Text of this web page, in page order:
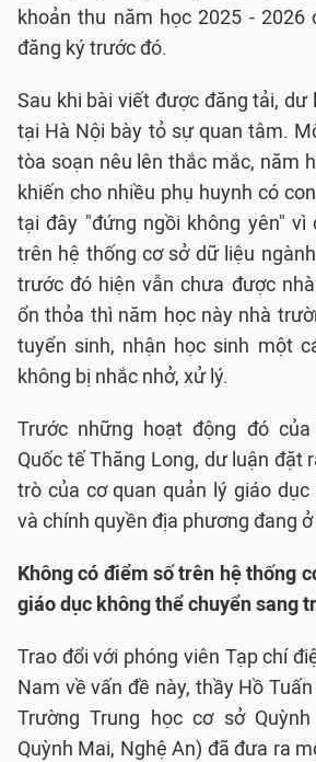
khoản thu năm học 2025 - 2026
đăng ký trước đó.
Sau khi bài viết được đăng tải, dư
tại Hà Nội bày tỏ sự quan tâm.
tòa soạn nêu lên thắc mắc, năm
khiến cho nhiều phụ huynh có
tại đây "đứng ngồi không yên" vì
trên hệ thống cơ sở dữ liệu
trước đó hiện vẫn chưa được
ổn thỏa thì năm học này nhà
tuyển sinh, nhận học sinh một
không bị nhắc nhở, xử lý.
Trước những hoạt động đó
Quốc tế Thăng Long, dư luận đặt
trò của cơ quan quản lý giáo
và chính quyền địa phương đang ở
Không có điểm số trên hệ thống
giáo dục không thể chuyển sang
Trao đổi với phóng viên Tạp chí
Nam về vấn đề này, thầy Hồ
Trường Trung học cơ sở
Quỳnh Mai, Nghệ An) đã đưa ra